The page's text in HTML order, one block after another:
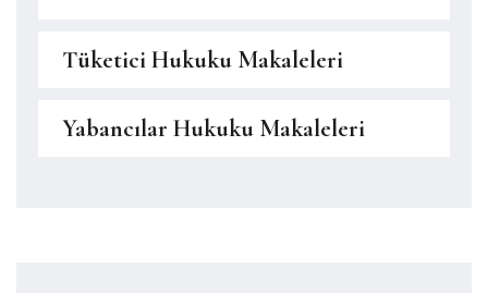
Tüketici Hukuku Makaleleri
Yabancılar Hukuku Makaleleri